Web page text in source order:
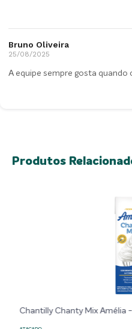
Bruno Oliveira
25/08/2025
A equipe sempre gosta quando
Produtos